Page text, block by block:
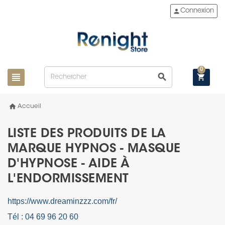
view_headline search
personConnexion
shopping_cart
0
home Accueil
LISTE DES PRODUITS DE LA
MARQUE HYPNOS - MASQUE
D'HYPNOSE - AIDE À
L'ENDORMISSEMENT
https://www.dreaminzzz.com/fr/
Tél : 04 69 96 20 60